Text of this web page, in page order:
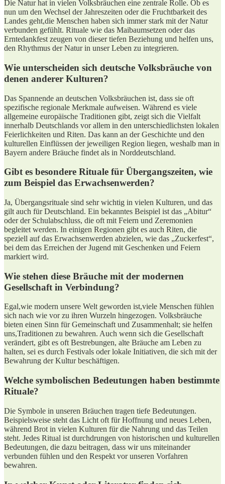
Die Natur hat in ⁢vielen Volksbräuchen eine zentrale Rolle. Ob⁣ es
nun um den Wechsel der Jahreszeiten oder die Fruchtbarkeit des⁤
Landes geht,die ​Menschen haben sich immer stark mit der Natur
verbunden gefühlt.​ Rituale wie das Maibaumsetzen oder das
Erntedankfest‍ zeugen von dieser tiefen Beziehung ‍und helfen uns,
den Rhythmus der Natur in unser Leben zu integrieren.
Wie ⁣unterscheiden sich deutsche Volksbräuche von
denen anderer Kulturen?
Das Spannende an deutschen Volksbräuchen ist, dass sie oft
spezifische‍ regionale⁤ Merkmale ⁣aufweisen. Während es viele
allgemeine europäische ‌Traditionen gibt, zeigt sich die Vielfalt⁤
innerhalb Deutschlands vor ‌allem in den ⁣unterschiedlichsten lokalen
Feierlichkeiten und Riten. Das kann an der Geschichte und‌ den
kulturellen Einflüssen ​der jeweiligen Region ‍liegen, weshalb man in
Bayern andere Bräuche findet als ‍in Norddeutschland.
Gibt ‌es besondere⁣ Rituale für Übergangszeiten, wie
zum Beispiel⁤ das Erwachsenwerden?
Ja, Übergangsrituale sind ⁤sehr wichtig in⁣ vielen Kulturen, und das
gilt auch für Deutschland. ‌Ein ‌bekanntes Beispiel ist das ⁣„Abitur“
‍oder der‍ Schulabschluss, die oft mit ‌Feiern und Zeremonien⁢
begleitet werden. In⁣ einigen⁢ Regionen gibt ⁢es auch Riten,‍ die
speziell auf das Erwachsenwerden abzielen,‌ wie das „Zuckerfest“,
‍bei dem das Erreichen ‍der Jugend mit ​Geschenken und Feiern
⁣markiert wird.
Wie stehen‍ diese Bräuche mit der modernen​
Gesellschaft in Verbindung?
Egal,wie modern ⁢unsere Welt geworden ​ist,viele Menschen fühlen
sich nach wie vor⁢ zu ihren Wurzeln hingezogen. Volksbräuche
bieten einen⁣ Sinn für‌ Gemeinschaft und ‍Zusammenhalt; sie helfen
uns,Traditionen zu bewahren. Auch wenn sich die Gesellschaft
‍verändert, gibt es ‌oft Bestrebungen, alte Bräuche am Leben‍ zu‍
halten,⁤ sei es durch⁤ Festivals oder lokale Initiativen, die sich mit der
Bewahrung der‍ Kultur beschäftigen.
Welche symbolischen Bedeutungen haben bestimmte
Rituale?
Die‍ Symbole⁤ in unseren Bräuchen tragen tiefe Bedeutungen. ​
Beispielsweise steht das Licht oft für Hoffnung ​und neues Leben,
während Brot in ⁢vielen Kulturen für die Nahrung und das‍ Teilen
steht. Jedes Ritual⁢ ist⁤ durchdrungen von‍ historischen und kulturellen
Bedeutungen, die dazu‌ beitragen, dass wir uns​ miteinander
verbunden fühlen und den Respekt vor unseren Vorfahren
bewahren.